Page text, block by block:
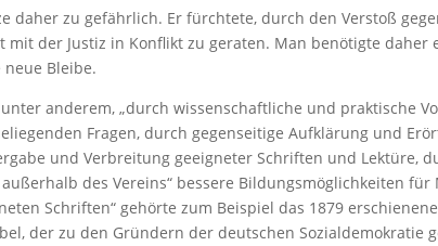
daher zu gefährlich. Er fürchtete, durch den Verstoß
mit der Justiz in Konflikt zu geraten. Man benötigte daher
neue Bleibe.
anderem, „durch wissenschaftliche und praktische
Fragen, durch gegenseitige Aufklärung und
und Verbreitung geeigneter Schriften und Lektüre,
des Vereins“ bessere Bildungsmöglichkeiten für
Schriften“ gehörte zum Beispiel das 1879
der zu den Gründern der deutschen Sozialdemokratie